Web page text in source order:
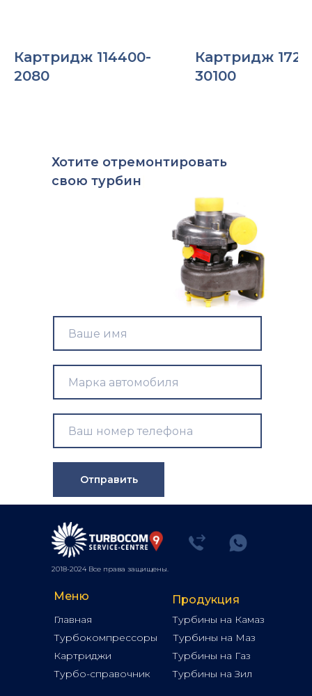
Картридж 114400-
2080
Картридж
30100
Хотите отремонтировать
свою ту|
Отправить
2018-2024 Все права защищены.
Меню
Главная
Турбокомпрессоры
Картриджи
Турбо-справочник
Продукция
Турбины на Камаз
Турбины на Маз
Турбины на Газ
Турбины на Зил